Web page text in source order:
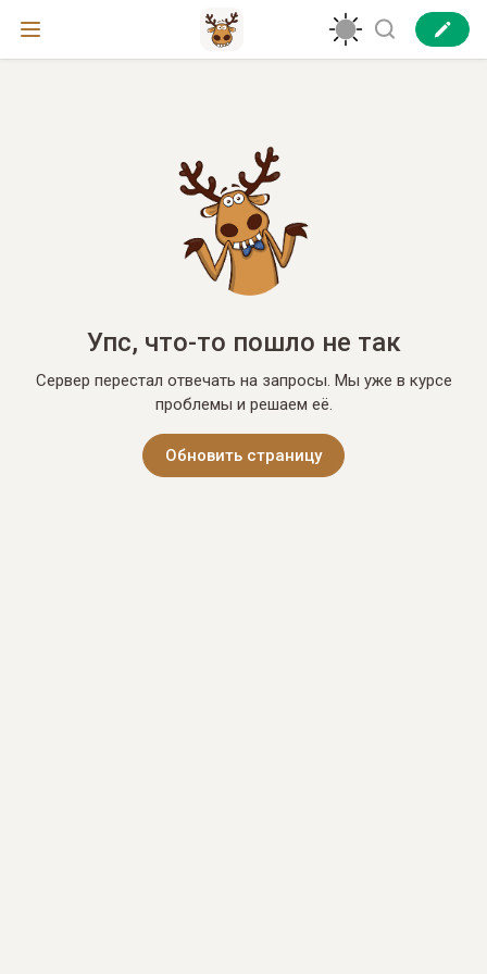
Упс, что-то пошло не так
Сервер перестал отвечать на запросы. Мы уже в курсе
проблемы и решаем её.
Обновить страницу